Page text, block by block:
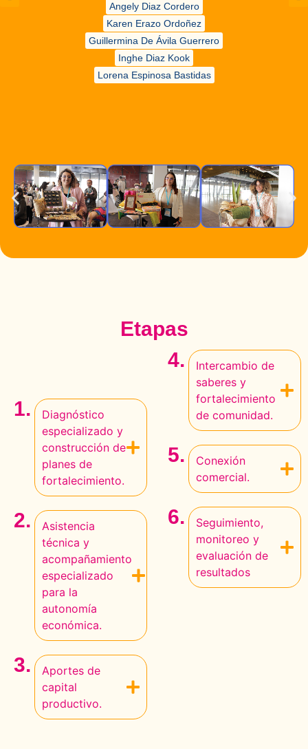
Angely Diaz Cordero
Karen Erazo Ordoñez
Guillermina De Ávila Guerrero
Inghe Diaz Kook
Lorena Espinosa Bastidas
Etapas
1.
Diagnóstico
especializado y
construcción de
planes de
fortalecimiento.
2.
Asistencia
técnica y
acompañamiento
especializado
para la
autonomía
económica.
3.
Aportes de
capital
productivo.
4.
Intercambio de
saberes y
fortalecimiento
de comunidad.
5.
Conexión
comercial.
6.
Seguimiento,
monitoreo y
evaluación de
resultados